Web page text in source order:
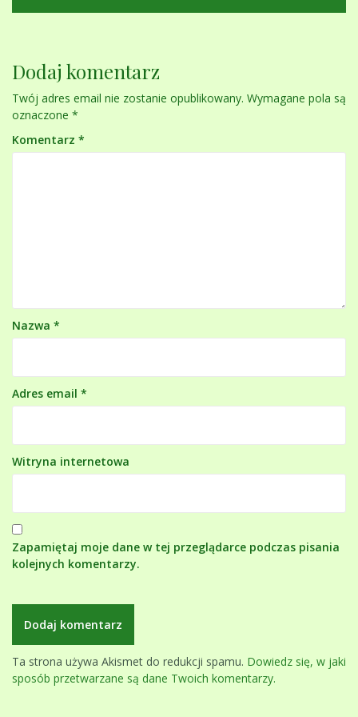
Dodaj komentarz
Twój adres email nie zostanie opublikowany. Wymagane pola są
oznaczone *
Komentarz *
Nazwa *
Adres email *
Witryna internetowa
Zapamiętaj moje dane w tej przeglądarce podczas pisania
kolejnych komentarzy.
Ta strona używa Akismet do redukcji spamu. Dowiedz się, w jaki
sposób przetwarzane są dane Twoich komentarzy.